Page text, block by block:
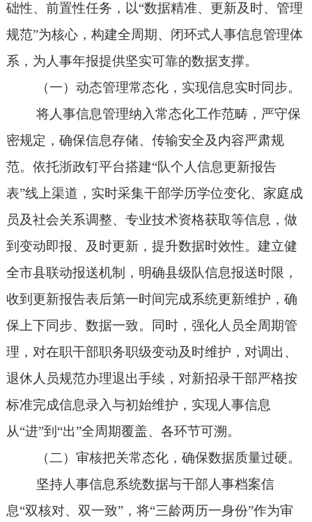
础性、前置性任务，以“数据精准、更新及时、管理
规范”为核心，构建全周期、闭环式人事信息管理体
系，为人事年报提供坚实可靠的数据支撑。
（一）动态管理常态化，实现信息实时同步。
将人事信息管理纳入常态化工作范畴，严守保
密规定，确保信息存储、传输安全及内容严肃规
范。依托浙政钉平台搭建“队个人信息更新报告
表”线上渠道，实时采集干部学历学位变化、家庭成
员及社会关系调整、专业技术资格获取等信息，做
到变动即报、及时更新，提升数据时效性。建立健
全市县联动报送机制，明确县级队信息报送时限，
收到更新报告表后第一时间完成系统更新维护，确
保上下同步、数据一致。同时，强化人员全周期管
理，对在职干部职务职级变动及时维护，对调出、
退休人员规范办理退出手续，对新招录干部严格按
标准完成信息录入与初始维护，实现人事信息
从“进”到 “出”全周期覆盖、各环节可溯。
（二）审核把关常态化，确保数据质量过硬。
坚持人事信息系统数据与干部人事档案信
息“双核对、双一致”，将“三龄两历一身份”作为审